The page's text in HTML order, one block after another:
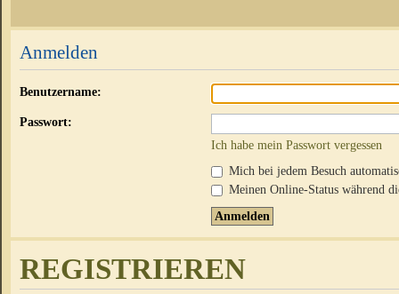
Anmelden
Benutzername:
Passwort:
Ich habe mein Passwort vergessen
Mich bei jedem Besuch
Meinen Online-Status während
REGISTRIEREN